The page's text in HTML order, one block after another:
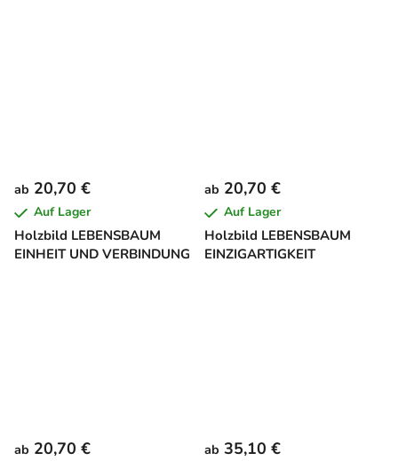
Holzbild LEBENSBAUM
EINHEIT UND VERBINDUNG
ab 20,70 €
Auf Lager
Holzbild LEBENSBAUM
EINZIGARTIGKEIT
ab 20,70 €
Auf Lager
ab 20,70 € ab 35,10 €